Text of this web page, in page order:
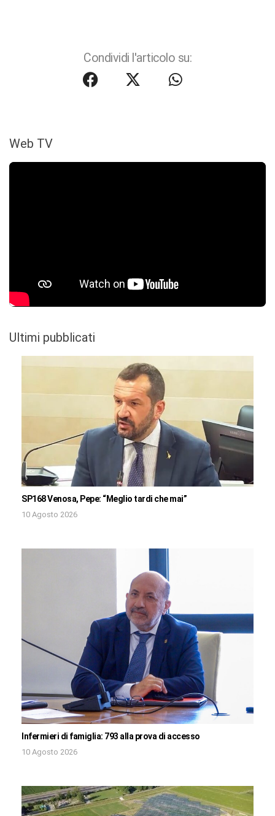
Condividi l'articolo su:
Web TV
Ultimi pubblicati
SP168 Venosa, Pepe: “Meglio tardi che mai”
10 Agosto 2026
Infermieri di famiglia: 793 alla prova di accesso
10 Agosto 2026